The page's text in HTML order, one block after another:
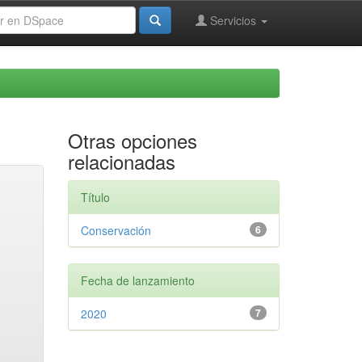
Servicios
Otras opciones
relacionadas
Título
6
Conservación
Fecha de lanzamiento
7
2020